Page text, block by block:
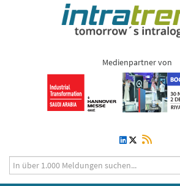
Medienpartner von